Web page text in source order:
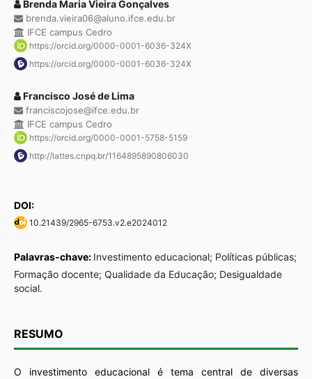
Brenda Maria Vieira Gonçalves
brenda.vieira06@aluno.ifce.edu.br
IFCE campus Cedro
https://orcid.org/0000-0001-6036-324X
https://orcid.org/0000-0001-6036-324X
Francisco José de Lima
franciscojose@ifce.edu.br
IFCE campus Cedro
https://orcid.org/0000-0001-5758-5159
http://lattes.cnpq.br/1164895890806030
DOI:
10.21439/2965-6753.v2.e2024012
Palavras-chave: Investimento educacional; Políticas públicas;
Formação docente; Qualidade da Educação; Desigualdade
social.
RESUMO
O investimento educacional é tema central de diversas